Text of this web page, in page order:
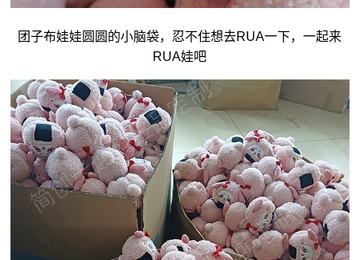
团子布娃娃 圆圆的小脑袋，忍不住想去RUA一下，一起来
RUA娃吧